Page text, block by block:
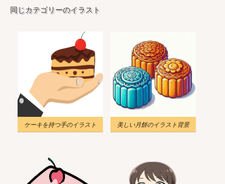
同じカテゴリーのイラスト
ケーキを持つ手のイラスト 美しい月餅のイラスト背景